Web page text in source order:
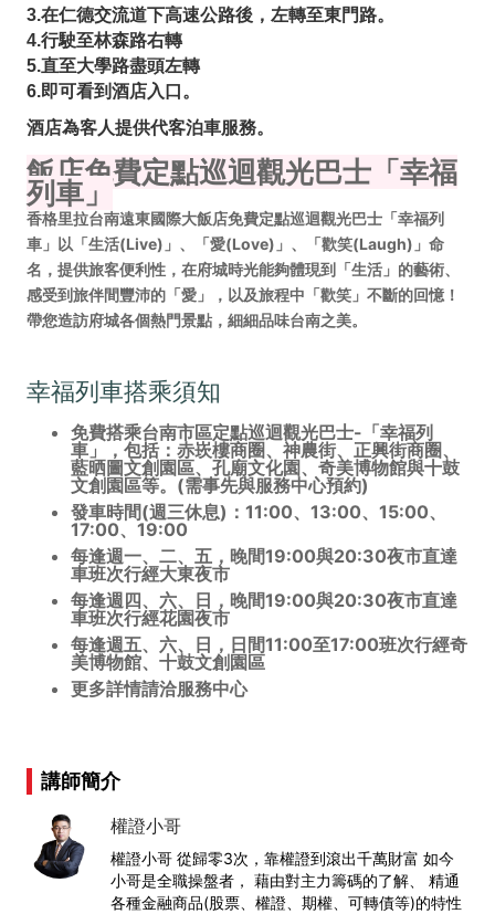
3.在仁德交流道下高速公路後，左轉至東門路。
4.行駛至林森路右轉
5.直至大學路盡頭左轉
6.即可看到酒店入口。
酒店為客人提供代客泊車服務。
飯店免費定點巡迴觀光巴士「幸福
列車」
香格里拉台南遠東國際大飯店免費定點巡迴觀光巴士「幸福列
車」以「生活(Live) 」、「愛(Love) 」、「歡笑(Laugh) 」命
名，提供旅客便利性，在府城時光能夠體現到「生活」的藝術、
感受到旅伴間豐沛的「愛」，以及旅程中「歡笑」不斷的回憶！
帶您造訪府城各個熱門景點，細細品味台南之美。
幸福列車搭乘須知
免費搭乘台南市區定點巡迴觀光巴士-「幸福列
車」，包括：赤崁樓商圈、神農街、正興街商圈、
藍晒圖文創園區、孔廟文化園、奇美博物館與十鼓
文創園區等。(需事先與服務中心預約)
發車時間(週三休息)：11:00、13:00、15:00、
17:00、19:00
每逢週一、二、五，晚間19:00與20:30夜市直達
車班次行經大東夜市
每逢週四、六、日，晚間19:00與20:30夜市直達
車班次行經花園夜市
每逢週五、六、日，日間11:00至17:00班次行經奇
美博物館、十鼓文創園區
更多詳情請洽服務中心
講師簡介
權證小哥
權證小哥 從歸零3次，靠權證到滾出千萬財富 如今
小哥是全職操盤者， 藉由對主力籌碼的了解、 精通
各種金融商品(股票、權證、期權、可轉債等)的特性